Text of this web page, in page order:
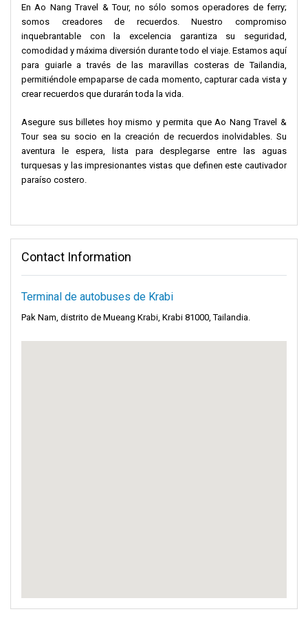
En Ao Nang Travel & Tour, no sólo somos operadores de ferry;
somos creadores de recuerdos. Nuestro compromiso
inquebrantable con la excelencia garantiza su seguridad,
comodidad y máxima diversión durante todo el viaje. Estamos aquí
para guiarle a través de las maravillas costeras de Tailandia,
permitiéndole empaparse de cada momento, capturar cada vista y
crear recuerdos que durarán toda la vida.
Asegure sus billetes hoy mismo y permita que Ao Nang Travel &
Tour sea su socio en la creación de recuerdos inolvidables. Su
aventura le espera, lista para desplegarse entre las aguas
turquesas y las impresionantes vistas que definen este cautivador
paraíso costero.
Contact Information
Terminal de autobuses de Krabi
Pak Nam, distrito de Mueang Krabi, Krabi 81000, Tailandia.